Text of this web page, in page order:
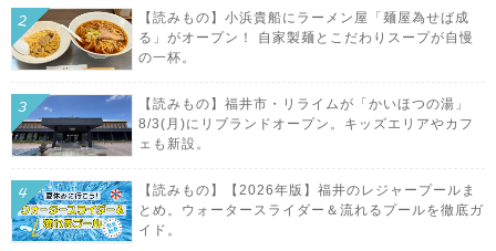
【読みもの】小浜貴船にラーメン屋「麺屋為せば成
る」がオープン！ 自家製麺とこだわりスープが自慢
の一杯。
【読みもの】福井市・リライムが「かいほつの湯」
8/3(月)にリブランドオープン。キッズエリアやカフ
ェも新設。
【読みもの】【2026年版】福井のレジャープールま
とめ。ウォータースライダー＆流れるプールを徹底ガ
イド。